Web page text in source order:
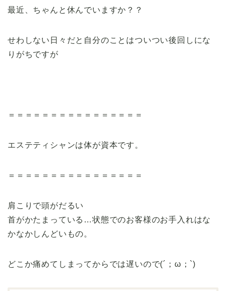
最近、ちゃんと休んでいますか？？
せわしない日々だと自分のことはついつい後回しにな
りがちですが
＝＝＝＝＝＝＝＝＝＝＝＝＝＝＝＝
エステティシャンは体が資本です。
＝＝＝＝＝＝＝＝＝＝＝＝＝＝＝＝
肩こりで頭がだるい
首がかたまっている…状態でのお客様のお手入れはな
かなかしんどいもの。
どこか痛めてしまってからでは遅いので(´；ω；`)